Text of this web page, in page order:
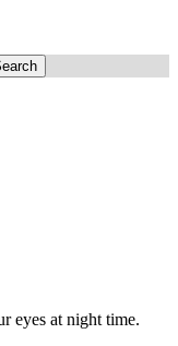
eyes at night time.